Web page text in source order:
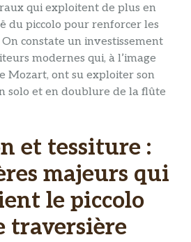
qui exploitent de plus en
du piccolo pour renforcer les
constate un investissement
modernes qui, à l’image
Mozart, ont su exploiter son
solo et en doublure de la flûte
et tessiture :
majeurs qui
le piccolo
traversière